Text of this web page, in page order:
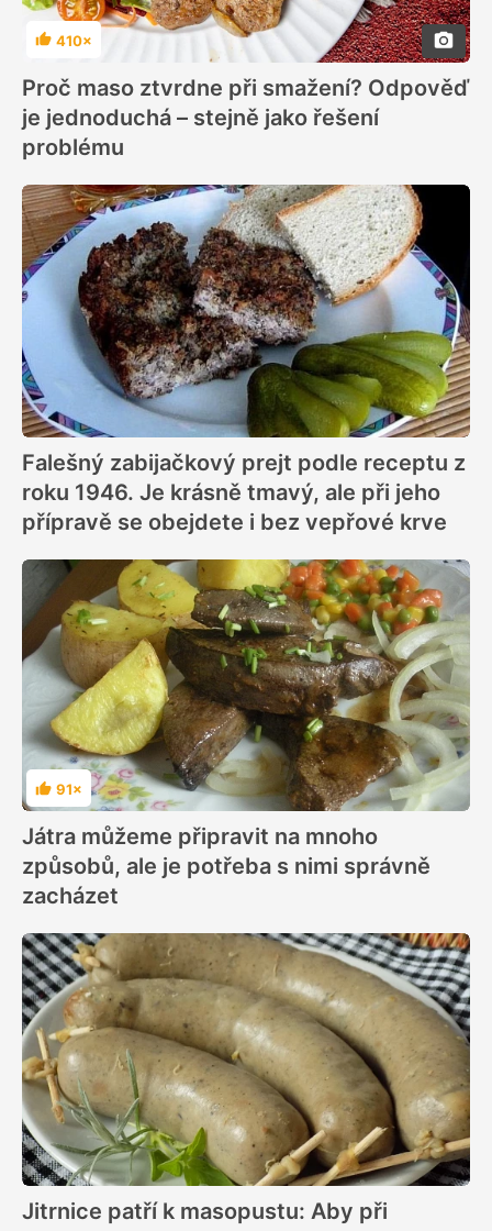
Hodnocení
410×
Proč maso ztvrdne při smažení? Odpověď
je jednoduchá – stejně jako řešení
problému
Falešný zabijačkový prejt podle receptu z
roku 1946. Je krásně tmavý, ale při jeho
přípravě se obejdete i bez vepřové krve
Hodnocení
91×
Játra můžeme připravit na mnoho
způsobů, ale je potřeba s nimi správně
zacházet
Jitrnice patří k masopustu: Aby při